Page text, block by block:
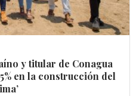
y titular de Conagua
en la construcción del